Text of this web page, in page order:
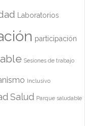
Laboratorios
participación
Sesiones de trabajo
Inclusivo
Salud Parque saludable